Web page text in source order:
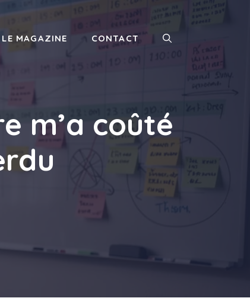
LE MAGAZINE CONTACT
m’a coûté